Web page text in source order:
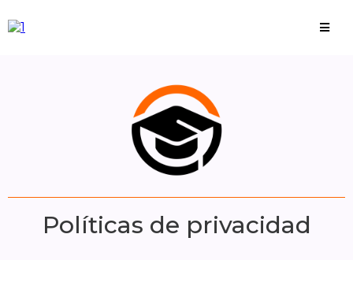
Políticas de privacidad